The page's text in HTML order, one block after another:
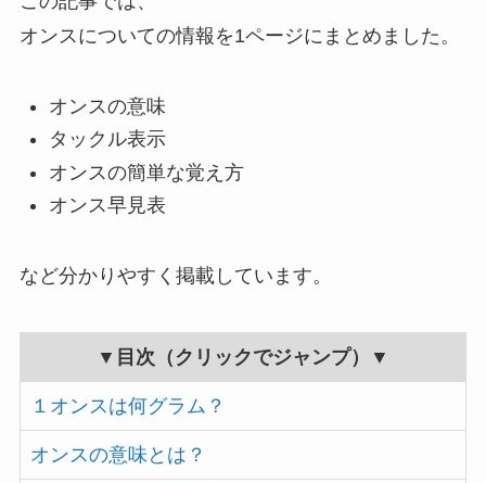
オンスについての情報を1ページにまとめました。
オンスの意味
タックル表示
オンスの簡単な覚え方
オンス早見表
など分かりやすく掲載しています。
▼目次（クリックでジャンプ）▼
１オンスは何グラム？
オンスの意味とは？